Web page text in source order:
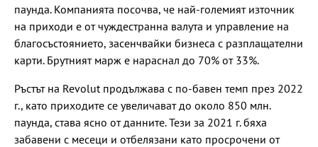
паунда. Компанията посочва, че най-големият източник
на приходи е от чуждестранна валута и управление на
благосъстоянието, засенчвайки бизнеса с разплащателни
карти. Брутният марж е нараснал до 70% от 33%.
Ръстът на Revolut продължава с по-бавен темп през 2022
г., като приходите се увеличават до около 850 млн.
паунда, става ясно от данните. Тези за 2021 г. бяха
забавени с месеци и отбелязани като просрочени от